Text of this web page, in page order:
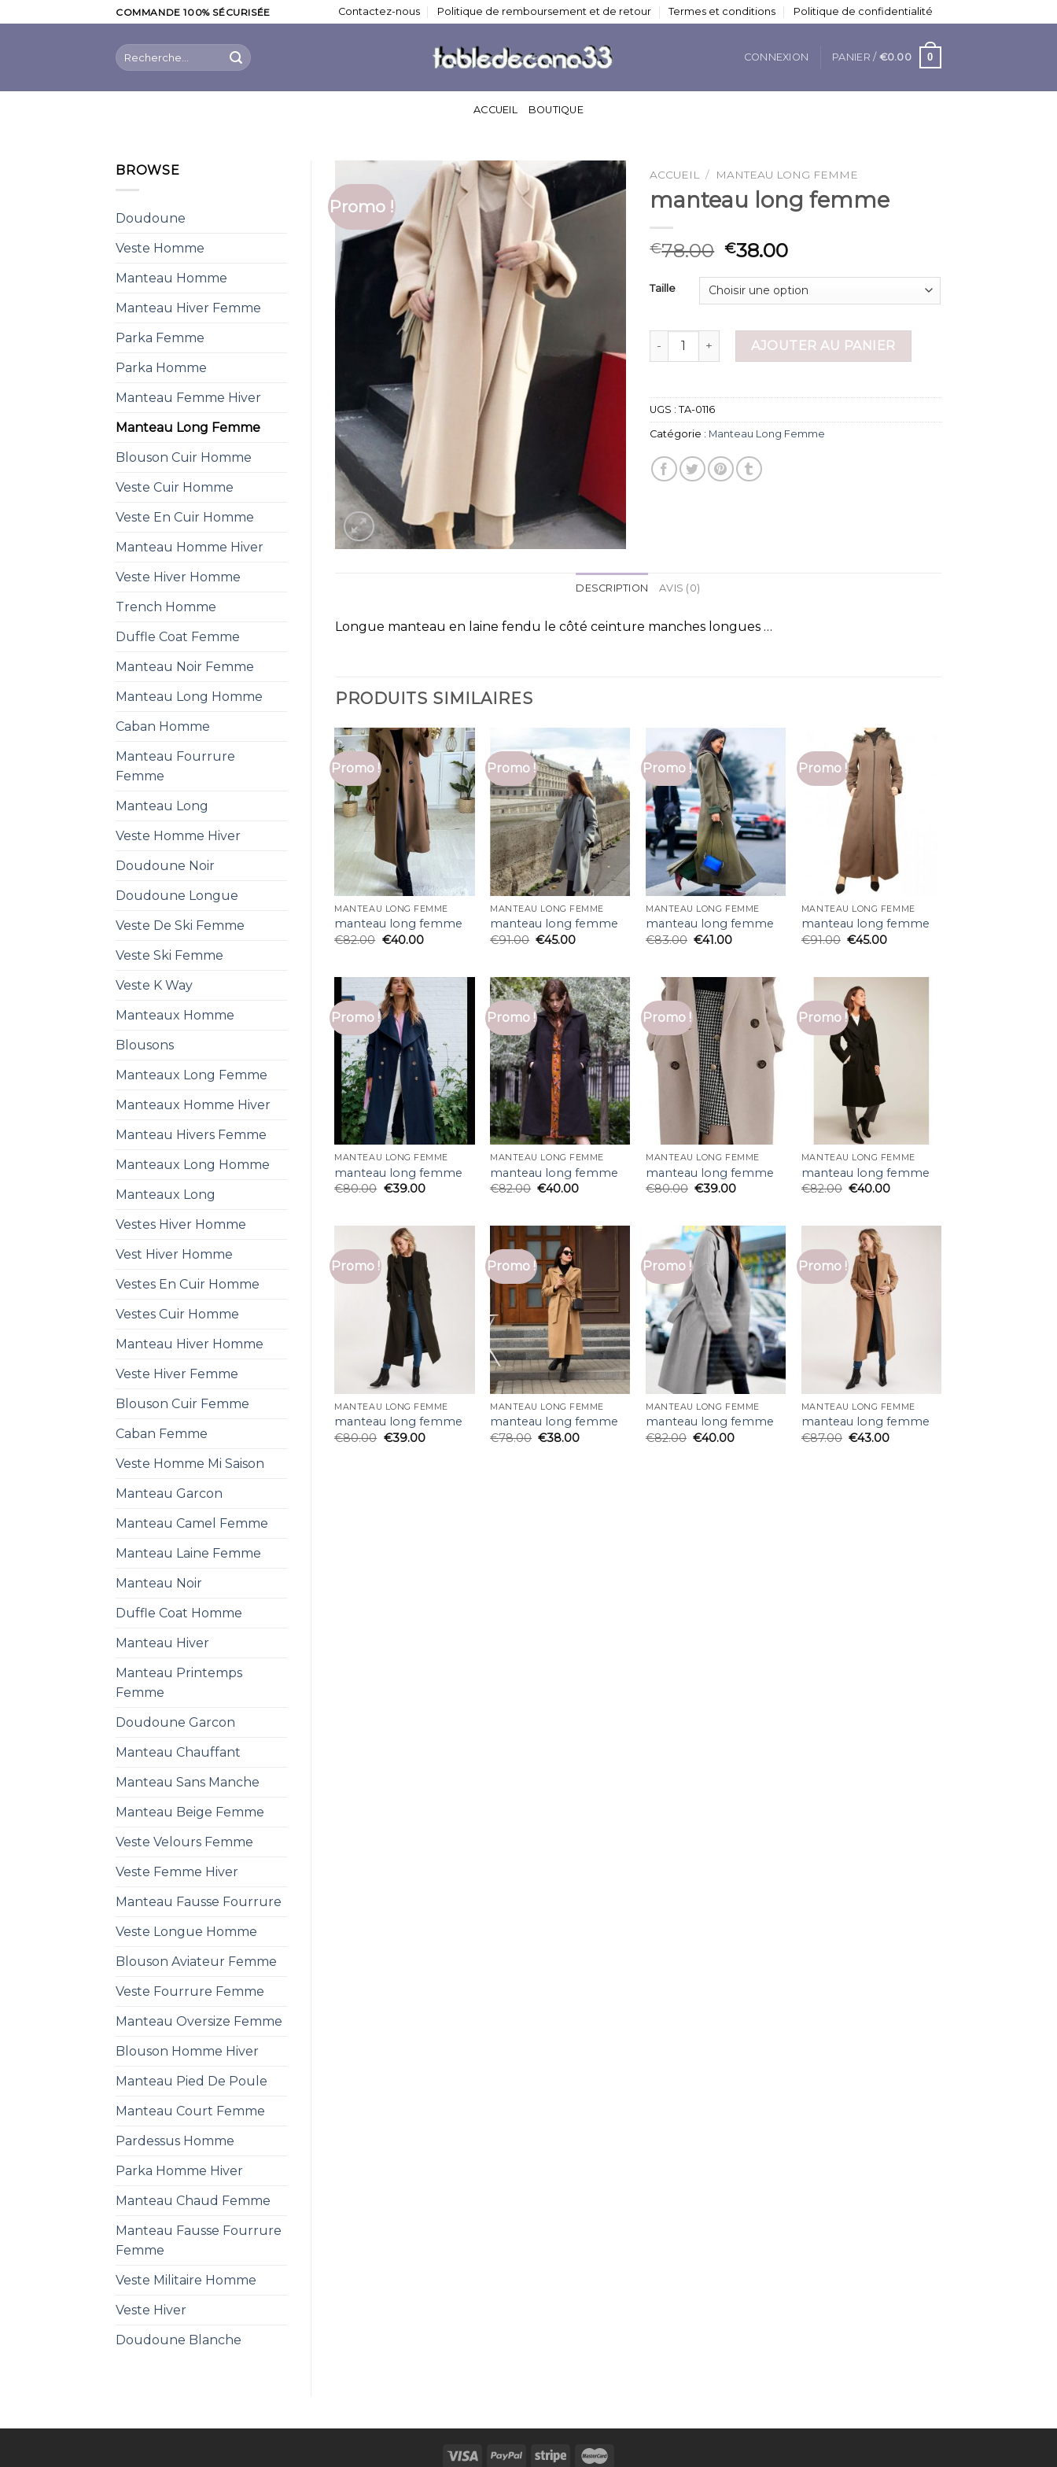
to
COMMANDE 100% SÉCURISÉE Contactez-nous Politique de remboursement et de retour Termes et conditions Politique de confidentialité
Recherche
pour :
CONNEXION PANIER / €0.00 0
ACCUEIL BOUTIQUE
BROWSE
Doudoune
Veste Homme
Manteau Homme
Manteau Hiver Femme
Parka Femme
Parka Homme
Manteau Femme Hiver
Manteau Long Femme
Blouson Cuir Homme
Veste Cuir Homme
Veste En Cuir Homme
Manteau Homme Hiver
Veste Hiver Homme
Trench Homme
Duffle Coat Femme
Manteau Noir Femme
Manteau Long Homme
Caban Homme
Manteau Fourrure
Femme
Manteau Long
Veste Homme Hiver
Doudoune Noir
Doudoune Longue
Veste De Ski Femme
Veste Ski Femme
Veste K Way
Manteaux Homme
Blousons
Manteaux Long Femme
Manteaux Homme Hiver
Manteau Hivers Femme
Manteaux Long Homme
Manteaux Long
Vestes Hiver Homme
Vest Hiver Homme
Vestes En Cuir Homme
Vestes Cuir Homme
Manteau Hiver Homme
Veste Hiver Femme
Blouson Cuir Femme
Caban Femme
Veste Homme Mi Saison
Manteau Garcon
Manteau Camel Femme
Manteau Laine Femme
Manteau Noir
Duffle Coat Homme
Manteau Hiver
Manteau Printemps
Femme
Doudoune Garcon
Manteau Chauffant
Manteau Sans Manche
Manteau Beige Femme
Veste Velours Femme
Veste Femme Hiver
Manteau Fausse Fourrure
Veste Longue Homme
Blouson Aviateur Femme
Veste Fourrure Femme
Manteau Oversize Femme
Blouson Homme Hiver
Manteau Pied De Poule
Manteau Court Femme
Pardessus Homme
Parka Homme Hiver
Manteau Chaud Femme
Manteau Fausse Fourrure
Femme
Veste Militaire Homme
Veste Hiver
Doudoune Blanche
Promo !
ACCUEIL / MANTEAU LONG FEMME
manteau long femme
€78.00 €38.00
Taille
quantité de manteau long femme
AJOUTER AU PANIER
UGS :TA-0116
Catégorie : Manteau Long Femme
DESCRIPTION AVIS (0)
Longue manteau en laine fendu le côté ceinture manches longues …
PRODUITS SIMILAIRES
Promo !
MANTEAU LONG FEMME
manteau long femme
€82.00 €40.00
Promo !
MANTEAU LONG FEMME
manteau long femme
€91.00 €45.00
Promo !
MANTEAU LONG FEMME
manteau long femme
€83.00 €41.00
Promo !
MANTEAU LONG FEMME
manteau long femme
€91.00 €45.00
Promo !
MANTEAU LONG FEMME
manteau long femme
€80.00 €39.00
Promo !
MANTEAU LONG FEMME
manteau long femme
€82.00 €40.00
Promo !
MANTEAU LONG FEMME
manteau long femme
€80.00 €39.00
Promo !
MANTEAU LONG FEMME
manteau long femme
€82.00 €40.00
Promo !
MANTEAU LONG FEMME
manteau long femme
€80.00 €39.00
Promo !
MANTEAU LONG FEMME
manteau long femme
€78.00 €38.00
Promo !
MANTEAU LONG FEMME
manteau long femme
€82.00 €40.00
Promo !
MANTEAU LONG FEMME
manteau long femme
€87.00 €43.00